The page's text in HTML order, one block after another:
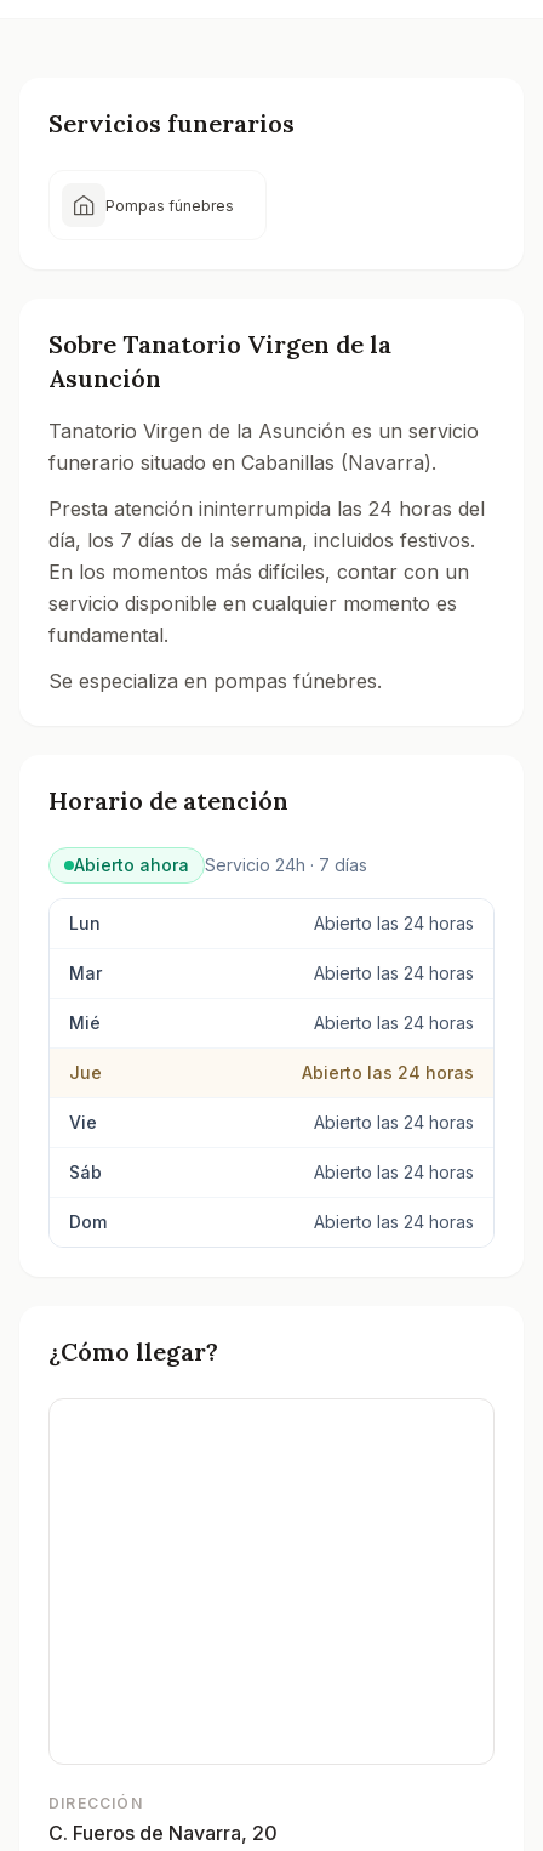
Servicios funerarios
Pompas fúnebres
Sobre Tanatorio Virgen de la
Asunción
Tanatorio Virgen de la Asunción es un servicio
funerario situado en Cabanillas (Navarra).
Presta atención ininterrumpida las 24 horas del
día, los 7 días de la semana, incluidos festivos.
En los momentos más difíciles, contar con un
servicio disponible en cualquier momento es
fundamental.
Se especializa en pompas fúnebres.
Horario de atención
Abierto ahora Servicio 24h · 7 días
Lun Abierto las 24 horas
Mar Abierto las 24 horas
Mié Abierto las 24 horas
Jue Abierto las 24 horas
Vie Abierto las 24 horas
Sáb Abierto las 24 horas
Dom Abierto las 24 horas
¿Cómo llegar?
DIRECCIÓN
C. Fueros de Navarra, 20